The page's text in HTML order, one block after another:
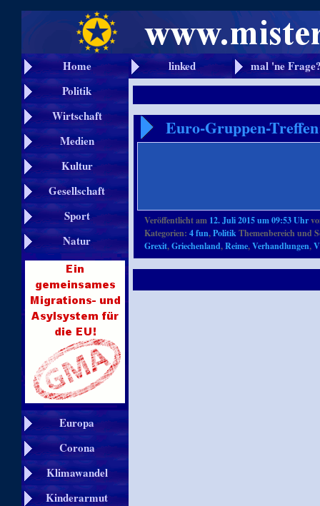
Home linked
mal 'ne
Politik
Wirtschaft
Medien
Kultur
Gesellschaft
Sport
Natur
Europa
Corona
Klimawandel
Kinderarmut
Euro-Gruppen-
Veröffentlicht am 12. Juli 2015 um 09:53 Uhr
Kategorien:4 fun,PolitikThemenbereich und
Grexit,Griechenland,Reime,Verhandlungen,